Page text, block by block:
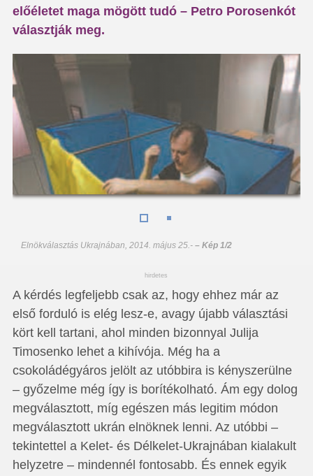
előéletet maga mögött tudó – Petro Porosenkót
választják meg.
Elnökválasztás Ukrajnában, 2014. május 25.-– Kép 1/2
hirdetes
A kérdés legfeljebb csak az, hogy ehhez már az
első forduló is elég lesz-e, avagy újabb választási
kört kell tartani, ahol minden bizonnyal Julija
Timosenko lehet a kihívója. Még ha a
csokoládégyáros jelölt az utóbbira is kényszerülne
– győzelme még így is borítékolható. Ám egy dolog
megválasztott, míg egészen más legitim módon
megválasztott ukrán elnöknek lenni. Az utóbbi –
tekintettel a Kelet- és Délkelet-Ukrajnában kialakult
helyzetre – mindennél fontosabb. És ennek egyik